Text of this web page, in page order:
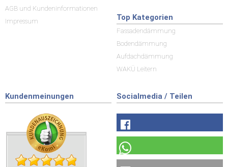
AGB und Kundeninformationen
Impressum
Top Kategorien
Fassadendämmung
Bodendämmung
Aufdachdämmung
WAKÜ Leitern
Kundenmeinungen Socialmedia / Teilen